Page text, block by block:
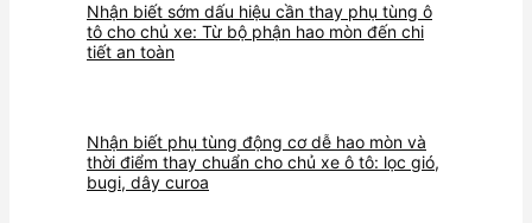
Nhận biết sớm dấu hiệu cần thay phụ tùng ô
tô cho chủ xe: Từ bộ phận hao mòn đến chi
tiết an toàn
Nhận biết phụ tùng động cơ dễ hao mòn và
thời điểm thay chuẩn cho chủ xe ô tô: lọc gió,
bugi, dây curoa